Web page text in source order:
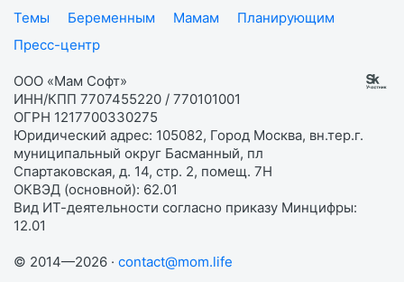
Темы
Беременным Мамам
Планирующим
Пресс-центр
ООО «Мам Софт»
ИНН/КПП 7707455220 / 770101001
ОГРН 1217700330275
Юридический адрес: 105082, Город Москва, вн.тер.г.
муниципальный округ Басманный, пл
Спартаковская, д. 14, стр. 2, помещ. 7Н
ОКВЭД (основной): 62.01
Вид ИТ-деятельности согласно приказу Минцифры:
12.01
© 2014—2026 · contact@mom.life